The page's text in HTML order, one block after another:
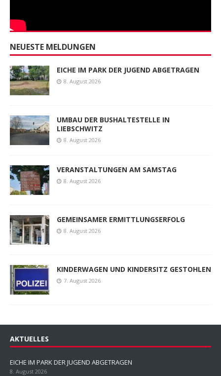
NEUESTE MELDUNGEN
EICHE IM PARK DER JUGEND ABGETRAGEN
8. August 2026
UMBAU DER BUSHALTESTELLE IN
LIEBSCHWITZ
8. August 2026
VERANSTALTUNGEN AM SAMSTAG
8. August 2026
GEMEINSAMER ERMITTLUNGSERFOLG
8. August 2026
KINDERWAGEN UND KINDERSITZ GESTOHLEN
7. August 2026
AKTUELLES
EICHE IM PARK DER JUGEND ABGETRAGEN
8. August 2026